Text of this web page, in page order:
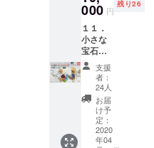
ひご利用く
ださい。
系」の
宝石を
選別し
まし
た。 で
きるだ
け詰め
込んだ
小瓶を
１個お
届けし
ます。
宝石の
000 円
残り26
１１．
小さな
宝石た
ち
「様々
な色」
【通
常】
（品
番：
M2002-
支援
者：
24人
お届
け予
定：
2020
年04